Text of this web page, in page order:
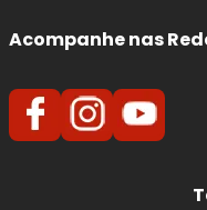
Acompanhe nas